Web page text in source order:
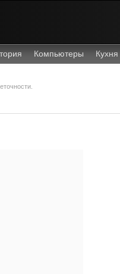
Компьютеры Кухня